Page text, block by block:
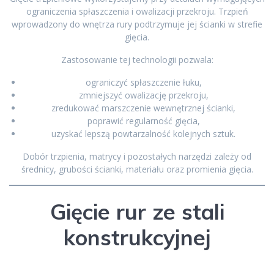
ograniczenia spłaszczenia i owalizacji przekroju. Trzpień
wprowadzony do wnętrza rury podtrzymuje jej ścianki w strefie
gięcia.
Zastosowanie tej technologii pozwala:
ograniczyć spłaszczenie łuku,
zmniejszyć owalizację przekroju,
zredukować marszczenie wewnętrznej ścianki,
poprawić regularność gięcia,
uzyskać lepszą powtarzalność kolejnych sztuk.
Dobór trzpienia, matrycy i pozostałych narzędzi zależy od
średnicy, grubości ścianki, materiału oraz promienia gięcia.
Gięcie rur ze stali
konstrukcyjnej